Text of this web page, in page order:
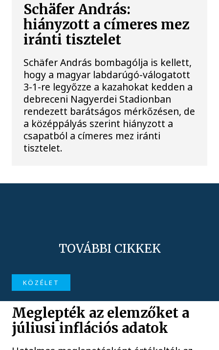
Schäfer András:
hiányzott a címeres mez
iránti tisztelet
Schäfer András bombagólja is kellett,
hogy a magyar labdarúgó-válogatott
3-1-re legyőzze a kazahokat kedden a
debreceni Nagyerdei Stadionban
rendezett barátságos mérkőzésen, de
a középpályás szerint hiányzott a
csapatból a címeres mez iránti
tisztelet.
TOVÁBBI CIKKEK
KÖZÉLET
Meglepték az elemzőket a
júliusi inflációs adatok